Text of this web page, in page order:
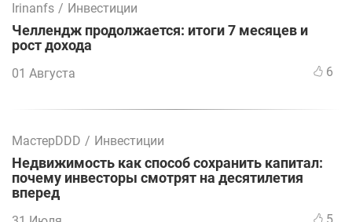
Irinanfs / Инвестиции
Челлендж продолжается: итоги 7 месяцев и
рост дохода
01 Августа 6
МастерDDD / Инвестиции
Недвижимость как способ сохранить капитал:
почему инвесторы смотрят на десятилетия
вперед